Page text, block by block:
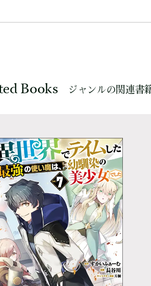
Books ジャンルの関連書